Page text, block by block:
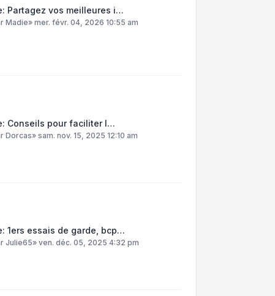
Partagez vos meilleures i…
Madie» mer. févr. 04, 2026 10:55 am
Conseils pour faciliter l…
Dorcas» sam. nov. 15, 2025 12:10 am
1ers essais de garde, bcp…
Julie65» ven. déc. 05, 2025 4:32 pm